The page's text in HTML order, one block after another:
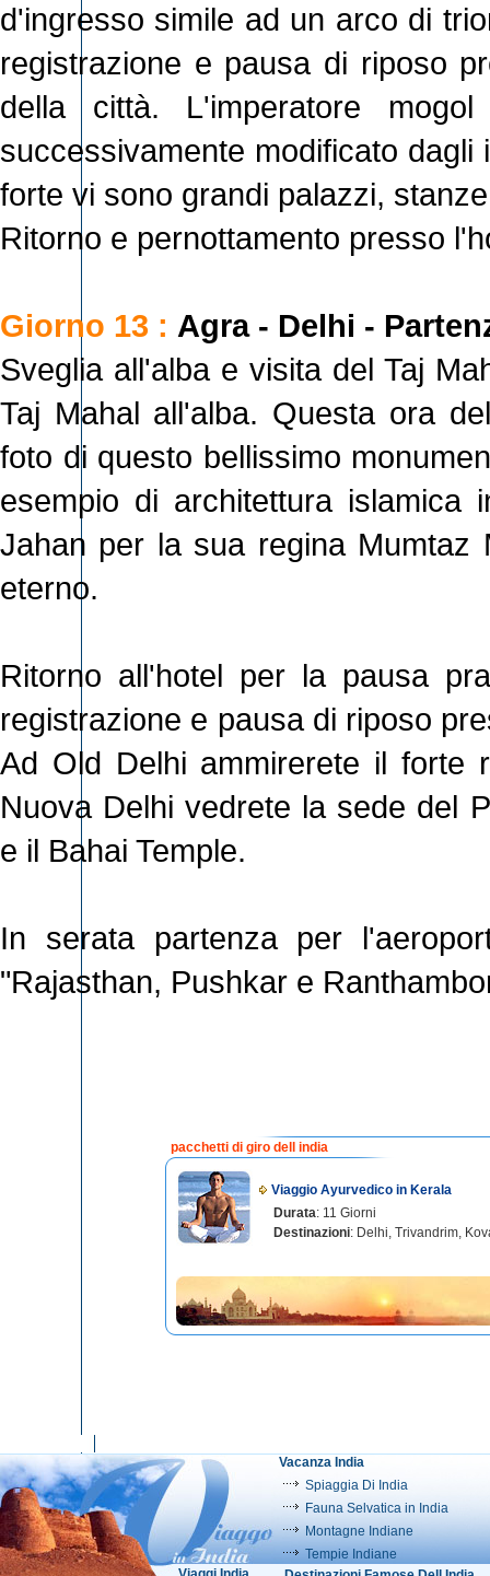
d'ingresso simile ad un arco di
registrazione e pausa di riposo
della città. L'imperatore
successivamente modificato
forte vi sono grandi palazzi,
Ritorno e pernottamento presso
Giorno 13 : Agra - Delhi -
Sveglia all'alba e visita del Taj
Taj Mahal all'alba. Questa ora
foto di questo bellissimo
esempio di architettura islamica
Jahan per la sua regina Mumtaz
eterno.
Ritorno all'hotel per la pausa
registrazione e pausa di riposo
Ad Old Delhi ammirerete il forte
Nuova Delhi vedrete la sede del
e il Bahai Temple.
In serata partenza per
"Rajasthan, Pushkar e
pacchetti di giro dell india
Viaggio Ayurvedico in Kerala
Durata: 11 Giorni
Destinazioni: Delhi, Trivandrim,
Vacanza India
Spiaggia Di India
Fauna Selvatica in India
Montagne Indiane
Tempie Indiane